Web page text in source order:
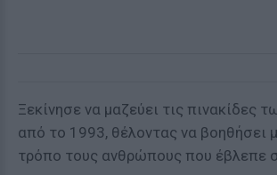
Ξεκίνησε να μαζεύει τις πινακίδες
από το 1993, θέλοντας να βοηθήσει
τρόπο τους ανθρώπους που έβλεπε